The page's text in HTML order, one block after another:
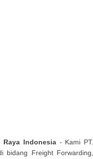
Raya Indonesia - Kami PT.
bidang Freight Forwarding,